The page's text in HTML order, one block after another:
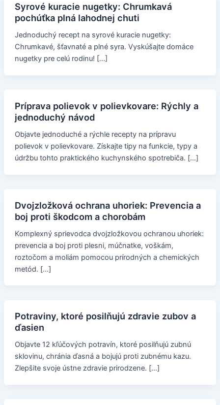
Syrové kuracie nugetky: Chrumkavá
pochúťka plná lahodnej chuti
Jednoduchý recept na syrové kuracie nugetky:
Chrumkavé, šťavnaté a plné syra. Vyskúšajte domáce
nugetky pre celú rodinu! […]
Príprava polievok v polievkovare: Rýchly a
jednoduchý návod
Objavte jednoduché a rýchle recepty na prípravu
polievok v polievkovare. Získajte tipy na funkcie, typy a
údržbu tohto praktického kuchynského spotrebiča. […]
Dvojzložková ochrana uhoriek: Prevencia a
boj proti škodcom a chorobám
Komplexný sprievodca dvojzložkovou ochranou uhoriek:
prevencia a boj proti plesni, múčnatke, voškám,
roztočom a moliám pomocou prírodných a chemických
metód. […]
Potraviny, ktoré posilňujú zdravie zubov a
ďasien
Objavte 12 kľúčových potravín, ktoré posilňujú zubnú
sklovinu, chránia ďasná a bojujú proti zubnému kazu.
Zlepšite svoje ústne zdravie prirodzene. […]